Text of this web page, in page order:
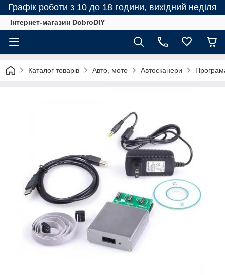
Графік роботи з 10 до 18 години, вихідний неділя
Інтернет-магазин DobroDIY
Каталог товарів Авто, мото Автосканери